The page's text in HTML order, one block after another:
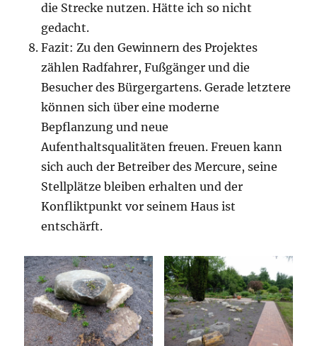
die Strecke nutzen. Hätte ich so nicht
gedacht.
Fazit: Zu den Gewinnern des Projektes
zählen Radfahrer, Fußgänger und die
Besucher des Bürgergartens. Gerade letztere
können sich über eine moderne
Bepflanzung und neue
Aufenthaltsqualitäten freuen. Freuen kann
sich auch der Betreiber des Mercure, seine
Stellplätze bleiben erhalten und der
Konfliktpunkt vor seinem Haus ist
entschärft.